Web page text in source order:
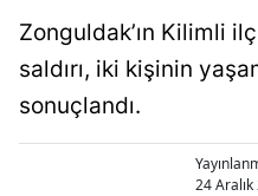
Zonguldak’ın Kilimli
saldırı, iki kişinin
sonuçlandı.
24